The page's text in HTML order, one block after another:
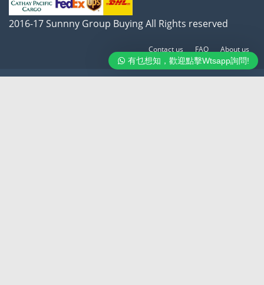
有乜想知，歡迎點擊Wtsapp詢問!
2016-17 Sunnny Group Buying All Rights reserved
Contact us FAQ About us